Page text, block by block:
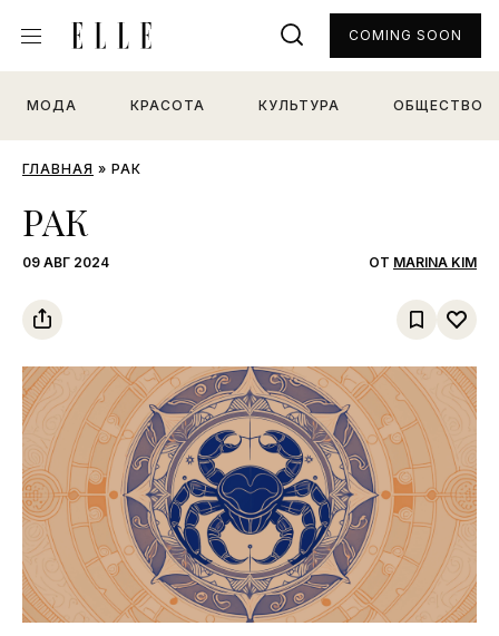
МОДА КРАСОТА КУЛЬТУРА ОБЩЕСТВО
COMING SOON
ГЛАВНАЯ » РАК
РАК
09 АВГ 2024 ОТ MARINA KIM